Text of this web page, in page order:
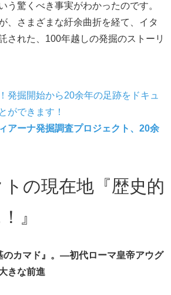
う驚くべき事実がわかったのです。
、さまざまな紆余曲折を経て、イタ
された、100年越しの発掘のストーリ
発掘開始から20余年の足跡をドキュ
ができます！
アーナ発掘調査プロジェクト、20余
の現在地『歴史的
』
のカマド』。―初代ローマ皇帝アウグ
きな前進